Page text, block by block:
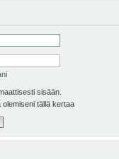
sisään.
olemiseni tällä kertaa